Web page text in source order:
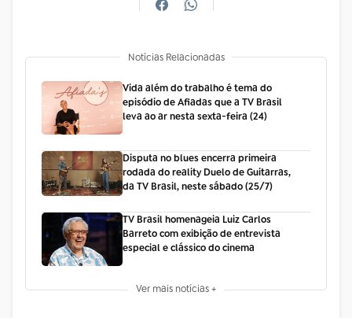
Notícias Relacionadas
Vida além do trabalho é tema do
episódio de Afiadas que a TV Brasil
leva ao ar nesta sexta-feira (24)
Disputa no blues encerra primeira
rodada do reality Duelo de Guitarras,
da TV Brasil, neste sábado (25/7)
TV Brasil homenageia Luiz Carlos
Barreto com exibição de entrevista
especial e clássico do cinema
Ver mais notícias +